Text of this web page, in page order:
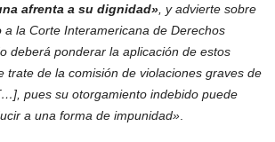
afrenta a su dignidad» , y advierte sobre
a la Corte Interamericana de Derechos
deberá ponderar la aplicación de estos
trate de la comisión de violaciones graves de
pues su otorgamiento indebido puede
a una forma de impunidad»